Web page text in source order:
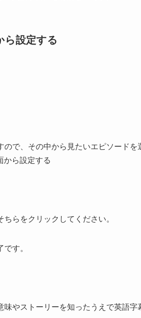
ら設定する
ので、その中から見たいエピソードを
ちらをクリックしてください。
です。
やストーリーを知ったうえで英語字